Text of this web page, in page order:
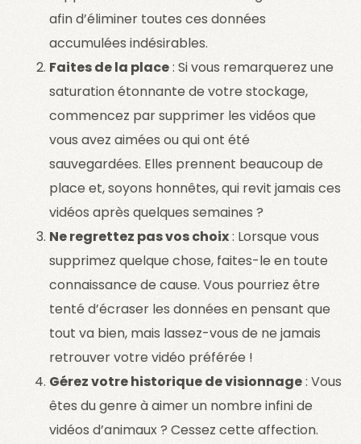
afin d’éliminer toutes ces données
accumulées indésirables.
Faites de la place: Si vous remarquerez une
saturation étonnante de votre stockage,
commencez par supprimer les vidéos que
vous avez aimées ou qui ont été
sauvegardées. Elles prennent beaucoup de
place et, soyons honnêtes, qui revit jamais ces
vidéos après quelques semaines ?
Ne regrettez pas vos choix: Lorsque vous
supprimez quelque chose, faites-le en toute
connaissance de cause. Vous pourriez être
tenté d’écraser les données en pensant que
tout va bien, mais lassez-vous de ne jamais
retrouver votre vidéo préférée !
Gérez votre historique de visionnage: Vous
êtes du genre à aimer un nombre infini de
vidéos d’animaux ? Cessez cette affection.